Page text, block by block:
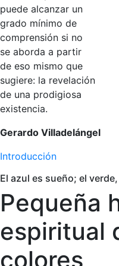
puede alcanzar un
grado mínimo de
comprensión si no
se aborda a partir
de eso mismo que
sugiere: la revelación
de una prodigiosa
existencia.
Gerardo Villadelángel
Introducción
El azul es sueño; el
Pequeña
espiritual
colores